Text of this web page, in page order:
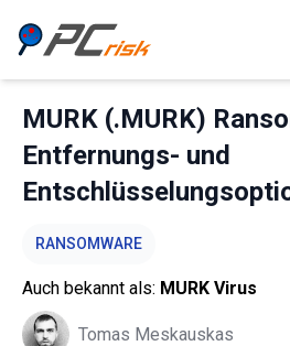
MURK (.MURK)
Entfernungs- und
RANSOMWARE
Auch bekannt als: MURK Virus
Tomas Meskauskas